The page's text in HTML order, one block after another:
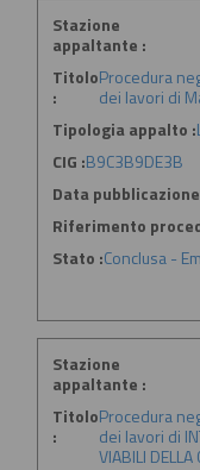
Stazione
appaltante :
Titolo
:
Procedura
dei lavori di
Tipologia appalto :
CIG :B9C3B9DE3B
Data
Riferimento
Stato :Conclusa -
Stazione
appaltante :
Titolo
:
Procedura
dei lavori di
VIABILI DELLA